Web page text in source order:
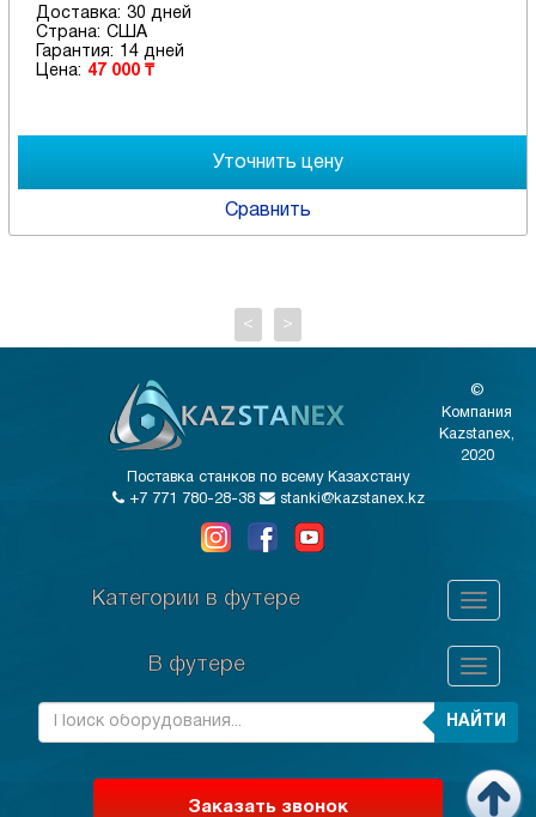
Доставка: 30 дней
Страна: США
Гарантия:
14 дней
Цена: 47 000 ₸
Сравнить
< >
©
Компания
Kazstanex,
2020
Поставка станков по всему Казахстану
+7 771 780-28-38
stanki@kazstanex.kz
Категории в футере
В футере
НАЙТИ
Заказать звонок